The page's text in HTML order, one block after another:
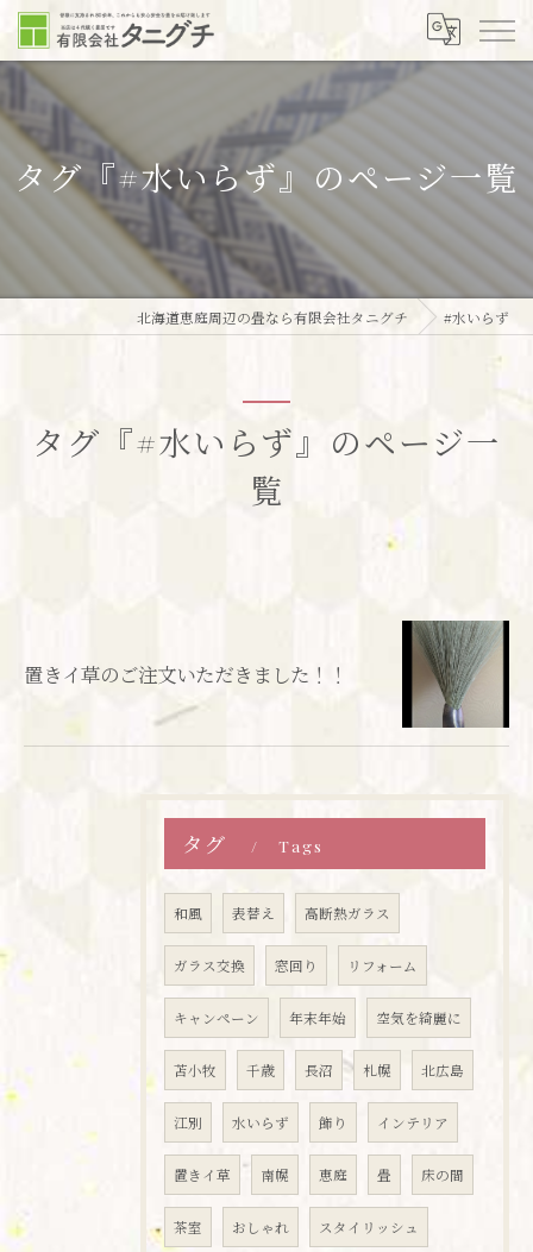
タグ『#水いらず』のページ一覧
北海道恵庭周辺の畳なら有限会社タニグチ #水いらず
タグ『#水いらず』のページ一
覧
置きイ草のご注文いただきました！！
タグ Tags
和風 表替え 高断熱ガラス
ガラス交換 窓回り リフォーム
キャンペーン 年末年始 空気を綺麗に
苫小牧 千歳 長沼 札幌 北広島
江別 水いらず 飾り インテリア
置きイ草 南幌 恵庭 畳 床の間
茶室 おしゃれ スタイリッシュ